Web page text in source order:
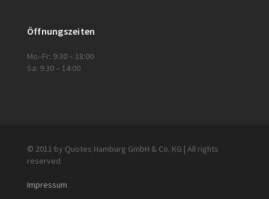
Öffnungszeiten
Mo–Fr: 9:30 – 18:00
Sa: 9:30 – 14:00
© 2011 by Quotes Hamburg GmbH & Co. KG | All rights
reserved
Impressum